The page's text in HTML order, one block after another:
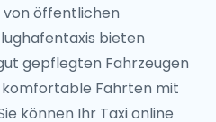
öffentlichen
bieten
gepflegten Fahrzeugen
Fahrten mit
können Ihr Taxi online